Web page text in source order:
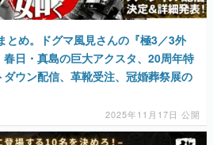
とめ。ドグマ風見さんの『極3／3外
日・真島の巨大アクスタ、20周年特
ウン配信、革靴受注、冠婚葬祭展の
2025年11月17日 公開